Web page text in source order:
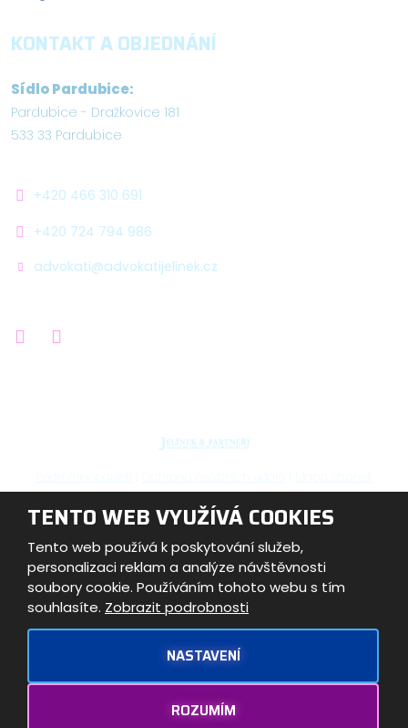
KONTAKT A OBJEDNÁNÍ
Sídlo Pardubice:
Pardubice - Dražkovice 181
533 33 Pardubice
+420 466 310 691
+420 724 794 986
advokati@advokatijelinek.cz
© Advokátní kancelář JELÍNEK & Partneři s.r.o. 2026,
Tento web je chráněn pomocí Google ReCAPTCHA a platí
pro něj
společnosti Google.
TENTO WEB VYUŽÍVÁ COOKIES
Tento web používá k poskytování služeb,
personalizaci reklam a analýze návštěvnosti
soubory cookie. Používáním tohoto webu s tím
souhlasíte. Zobrazit podrobnosti
NASTAVENÍ
ROZUMÍM